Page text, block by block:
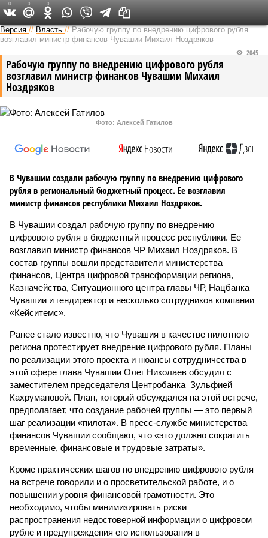
Версия в Чувашии
Версия //Власть //Рабочую группу по внедрению цифрового рубля
возглавил министр финансов Чувашии Михаил Ноздряков
Рабочую группу по внедрению цифрового рубля
возглавил министр финансов Чувашии Михаил
Ноздряков
2045
Фото: Алексей Гатилов
В Чувашии создали рабочую группу по внедрению цифрового
рубля в региональный бюджетный процесс. Ее возглавил
министр финансов республики Михаил Ноздряков.
В Чувашии создал рабочую группу по внедрению
цифрового рубля в бюджетный процесс республики. Ее
возглавил министр финансов ЧР Михаил Ноздряков. В
состав группы вошли представители министерства
финансов, Центра цифровой трансформации региона,
Казначейства, Ситуационного центра главы ЧР, Нацбанка
Чувашии и гендиректор и несколько сотрудников компании
«Кейситемс».
Ранее стало известно, что Чувашия в качестве пилотного
региона протестирует внедрение цифрового рубля. Планы
по реализации этого проекта и нюансы сотрудничества в
этой сфере глава Чувашии Олег Николаев обсудил с
заместителем председателя Центробанка Зульфией
Кахрумановой. План, который обсуждался на этой встрече,
предполагает, что создание рабочей группы — это первый
шаг реализации «пилота». В пресс-службе министерства
финансов Чувашии сообщают, что «это должно сократить
временные, финансовые и трудовые затраты».
Кроме практических шагов по внедрению цифрового рубля
на встрече говорили и о просветительской работе, и о
повышении уровня финансовой грамотности. Это
необходимо, чтобы минимизировать риски
распространения недостоверной информации о цифровом
рубле и предупреждения его использования в
0 0 0